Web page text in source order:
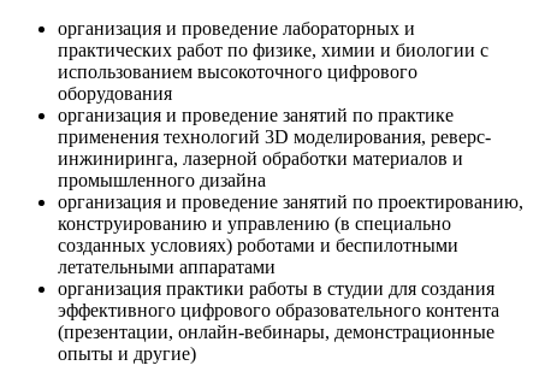
организация и проведение лабораторных и
практических работ по физике, химии и биологии с
использованием высокоточного цифрового
оборудования
организация и проведение занятий по практике
применения технологий 3D моделирования, реверс-
инжиниринга, лазерной обработки материалов и
промышленного дизайна
организация и проведение занятий по проектированию,
конструированию и управлению (в специально
созданных условиях) роботами и беспилотными
летательными аппаратами
организация практики работы в студии для создания
эффективного цифрового образовательного контента
(презентации, онлайн-вебинары, демонстрационные
опыты и другие)